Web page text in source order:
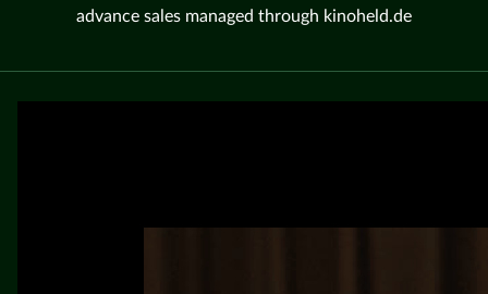
advance sales managed through kinoheld.de